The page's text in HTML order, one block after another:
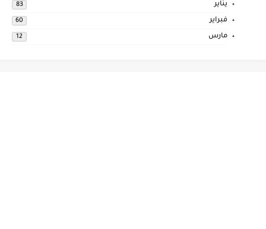
يناير 83
فبراير 60
مارس 12